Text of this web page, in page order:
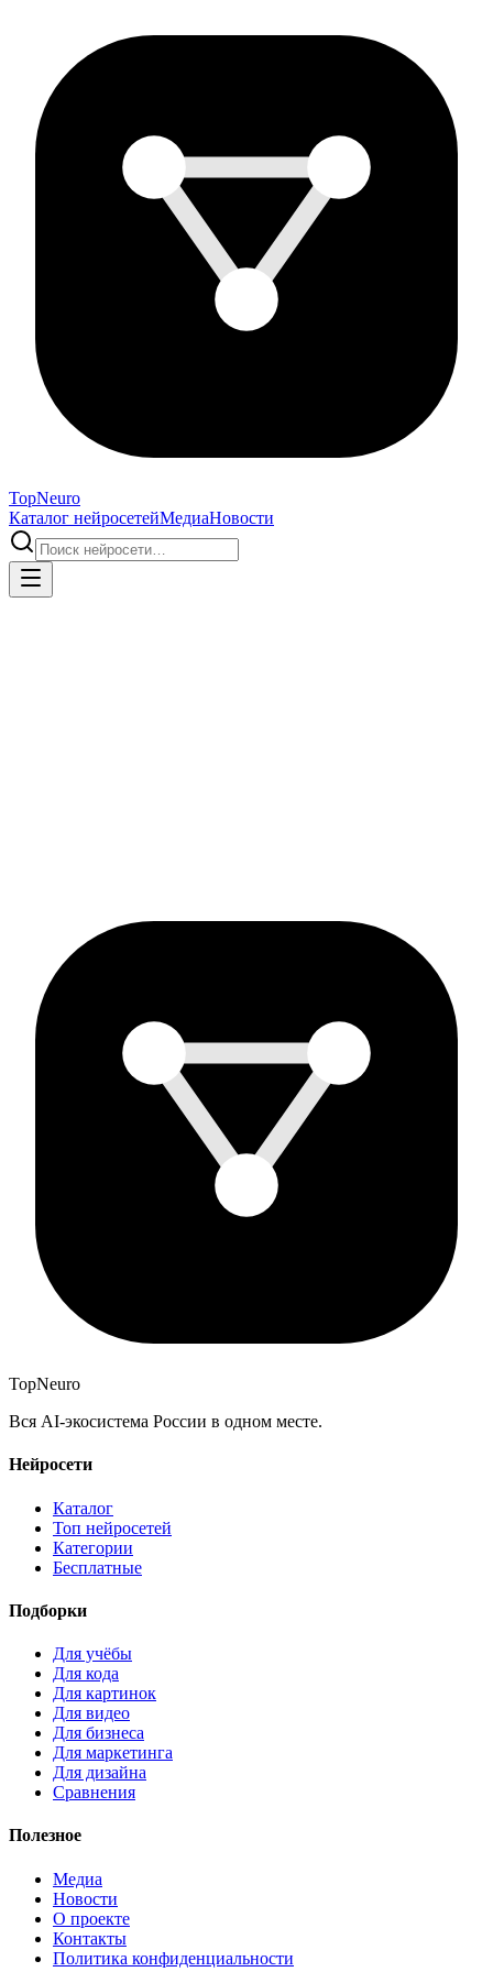
TopNeuro
Каталог нейросетейМедиаНовости
TopNeuro
Вся AI-экосистема России в одном месте.
Нейросети
Каталог
Топ нейросетей
Категории
Бесплатные
Подборки
Для учёбы
Для кода
Для картинок
Для видео
Для бизнеса
Для маркетинга
Для дизайна
Сравнения
Полезное
Медиа
Новости
О проекте
Контакты
Политика конфиденциальности